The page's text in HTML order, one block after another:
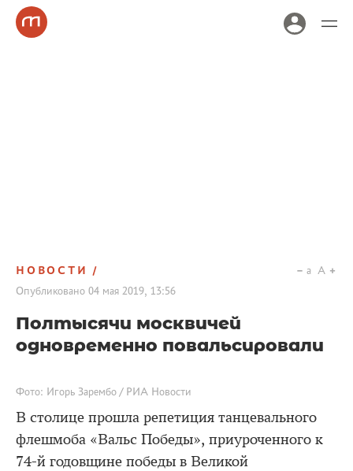
НОВОСТИ
Опубликовано 04 мая 2019, 13:56
a A
Полтысячи москвичей
одновременно повальсировали
Фото: Игорь Зарембо / РИА Новости
В столице прошла репетиция танцевального
флешмоба «Вальс Победы», приуроченного к
74-й годовщине победы в Великой